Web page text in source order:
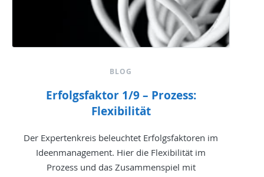
BLOG
Erfolgsfaktor 1/9 – Prozess:
Flexibilität
Der Expertenkreis beleuchtet Erfolgsfaktoren im
Ideenmanagement. Hier die Flexibilität im
Prozess und das Zusammenspiel mit